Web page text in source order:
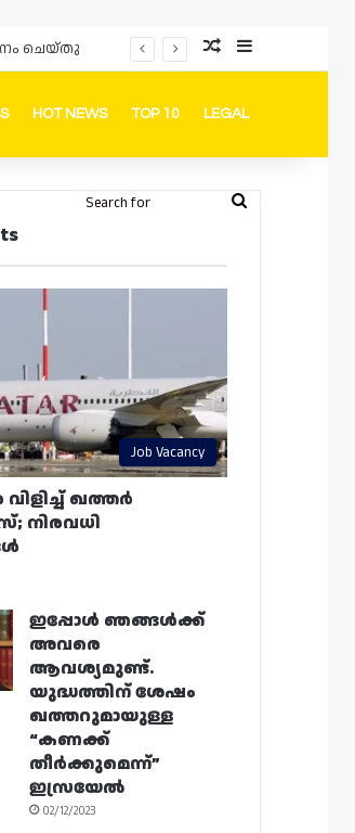
ചെയ്തു Random Article
Sidebar
HOT NEWS TOP 10 LEGAL
Random Article
Switch skin
Search
Job Vacancy
വിളിച്ച് ഖത്തർ
നിരവധി
ഇപ്പോൾ ഞങ്ങൾക്ക്
അവരെ
ആവശ്യമുണ്ട്.
യുദ്ധത്തിന് ശേഷം
ഖത്തറുമായുള്ള
“കണക്ക്
തീർക്കുമെന്ന്”
ഇസ്രയേൽ
02/12/2023